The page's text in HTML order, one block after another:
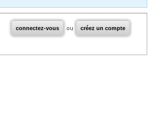
connectez-vous ou créez un compte